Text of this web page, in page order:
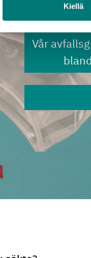
Kiellä
Vår